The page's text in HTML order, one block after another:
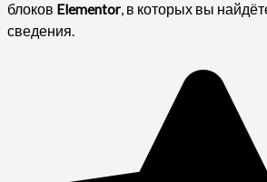
блоков Elementor, в которых вы
сведения.